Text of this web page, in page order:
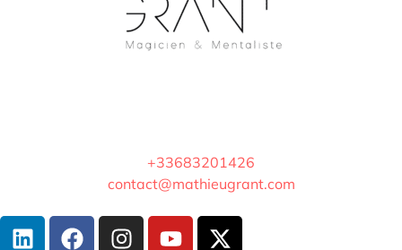
+33683201426
contact@mathieugrant.com